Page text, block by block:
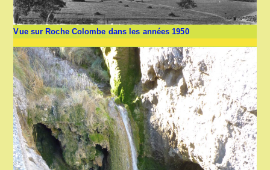
Vue sur Roche Colombe dans les années 1950